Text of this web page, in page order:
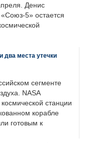
Денис
5» остается
два места утечки
сегменте
NASA
станции
корабле
готовым к